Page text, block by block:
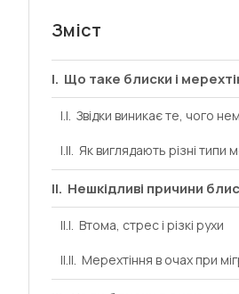
Зміст
Що таке блиски і
Звідки виникає те, чого
Як виглядають різні типи
Нешкідливі причини
Втома, стрес і різкі рухи
Мерехтіння в очах при